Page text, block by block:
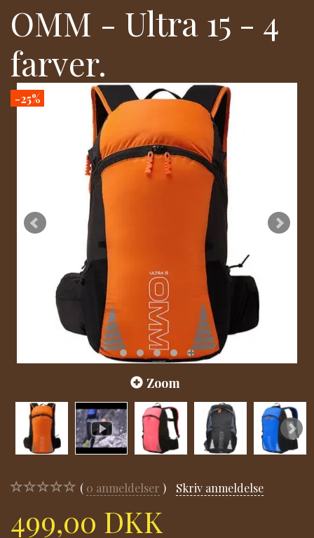
OMM - Ultra 15 - 4
farver.
-25%
Zoom
0 anmeldelser Skriv anmeldelse
499,00 DKK